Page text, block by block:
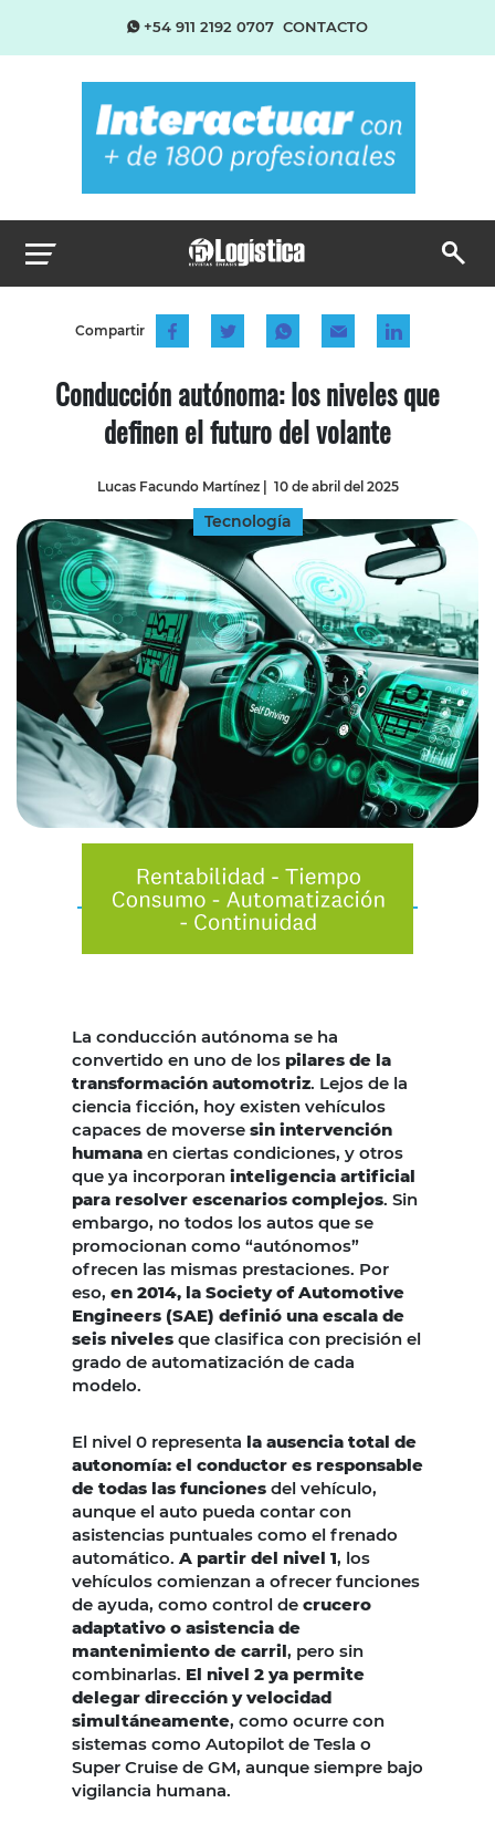
+54 911 2192 0707 CONTACTO
Compartir
Conducción autónoma: los niveles que
definen el futuro del volante
Lucas Facundo Martínez| 10 de abril del 2025
Tecnología
La conducción autónoma se ha
convertido en uno de los pilares de la
transformación automotriz. Lejos de la
ciencia ficción, hoy existen vehículos
capaces de moverse sin intervención
humana en ciertas condiciones, y otros
que ya incorporan inteligencia artificial
para resolver escenarios complejos. Sin
embargo, no todos los autos que se
promocionan como “autónomos”
ofrecen las mismas prestaciones. Por
eso, en 2014, la Society of Automotive
Engineers (SAE) definió una escala de
seis niveles que clasifica con precisión el
grado de automatización de cada
modelo.
El nivel 0 representa la ausencia total de
autonomía: el conductor es responsable
de todas las funciones del vehículo,
aunque el auto pueda contar con
asistencias puntuales como el frenado
automático. A partir del nivel 1, los
vehículos comienzan a ofrecer funciones
de ayuda, como control de crucero
adaptativo o asistencia de
mantenimiento de carril, pero sin
combinarlas. El nivel 2 ya permite
delegar dirección y velocidad
simultáneamente, como ocurre con
sistemas como Autopilot de Tesla o
Super Cruise de GM, aunque siempre bajo
vigilancia humana.